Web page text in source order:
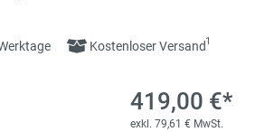
Kostenloser Versand1
419,00 €*
exkl. 79,61 € MwSt.